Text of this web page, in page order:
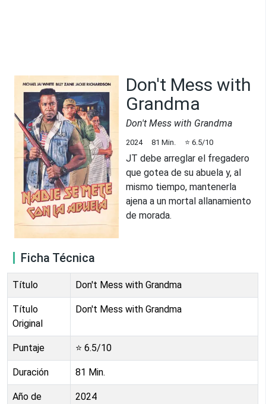
Don't Mess with
Grandma
Don't Mess with Grandma
2024 81 Min. ⭐ 6.5/10
JT debe arreglar el fregadero
que gotea de su abuela y, al
mismo tiempo, mantenerla
ajena a un mortal allanamiento
de morada.
Ficha Técnica
Título Don't Mess with Grandma
Título
Original
Don't Mess with Grandma
Puntaje ⭐ 6.5/10
Duración 81 Min.
Año de
2024